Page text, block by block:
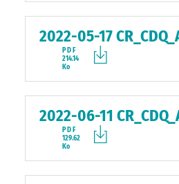
2022-05-17
PDF
214.14
Ko
2022-06-11
PDF
129.62
Ko